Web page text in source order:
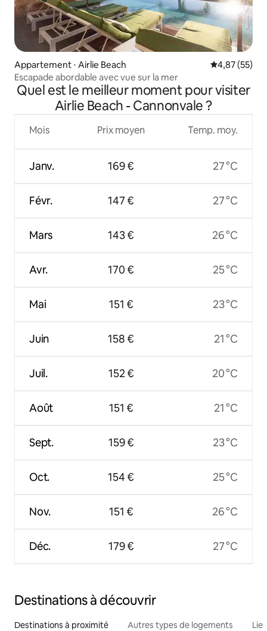
Appartement ⋅ Airlie Beach Évaluation
4,87 (55)
Escapade abordable avec vue sur la mer
Quel est le meilleur moment pour visiter
Airlie Beach - Cannonvale ?
Mois
Janv.
Févr.
Mars
Avr.
Mai
Juin
Juil.
Août
Sept.
Oct.
Nov.
Déc.
Prix moyen
169 €
147 €
143 €
170 €
151 €
158 €
152 €
151 €
159 €
154 €
151 €
179 €
Temp. moy.
27 °C
27 °C
26 °C
25 °C
23 °C
21 °C
20 °C
21 °C
23 °C
25 °C
26 °C
27 °C
Destinations à découvrir
Destinations à proximité Autres types de logements